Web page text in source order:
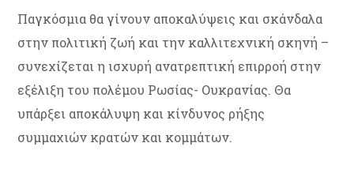
Παγκόσμια θα γίνουν αποκαλύψεις και σκάνδαλα
στην πολιτική ζωή και την καλλιτεχνική σκηνή –
συνεχίζεται η ισχυρή ανατρεπτική επιρροή στην
εξέλιξη του πολέμου Ρωσίας- Ουκρανίας. Θα
υπάρξει αποκάλυψη και κίνδυνος ρήξης
συμμαχιών κρατών και κομμάτων.